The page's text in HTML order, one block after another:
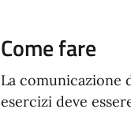
Come fare
La comunicazione
esercizi deve